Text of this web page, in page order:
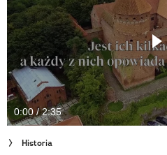
PODCASTY
Sklep
Newsletter
Cuda Polski
Wielki Konkurs Fotograficzny
0:00 / 2:35
Historia